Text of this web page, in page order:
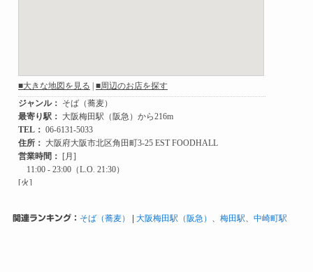
関連ランキング： そば（蕎麦） 大阪梅田駅（阪急） 、 梅田駅、 中崎町駅